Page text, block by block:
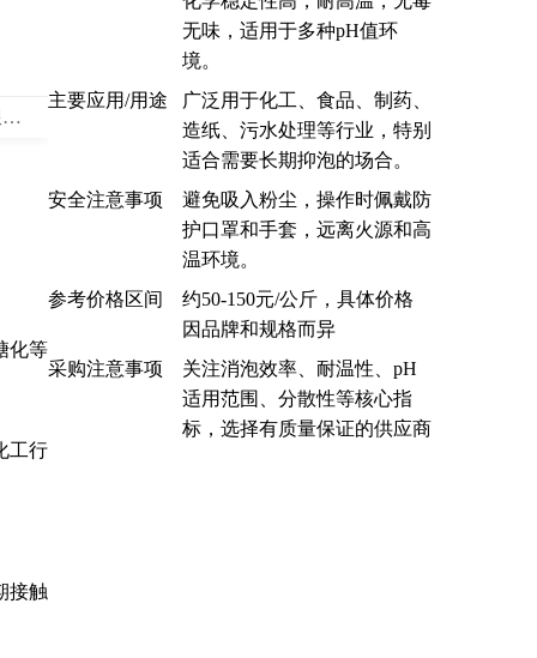
河间市百珂达化工建材有限公司
化等
工行
接触
无味，适用于多种pH值环
境。
主要应用/用途
广泛用于化工、食品、制药、
造纸、污水处理等行业，特别
适合需要长期抑泡的场合。
安全注意事项
避免吸入粉尘，操作时佩戴防
护口罩和手套，远离火源和高
温环境。
参考价格区间
约50-150元/公斤，具体价格
因品牌和规格而异
采购注意事项
关注消泡效率、耐温性、pH
适用范围、分散性等核心指
标，选择有质量保证的供应商